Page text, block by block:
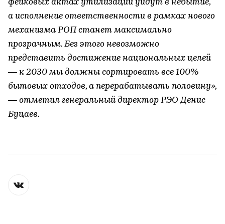
фейковых актах утилизации уйдут в небытие,
а исполнение ответственности в рамках нового
механизма РОП станет максимально
прозрачным. Без этого невозможно
представить достижение национальных целей
— к 2030 мы должны сортировать все 100%
бытовых отходов, а перерабатывать половину»,
— отметил генеральный директор РЭО Денис
Буцаев.